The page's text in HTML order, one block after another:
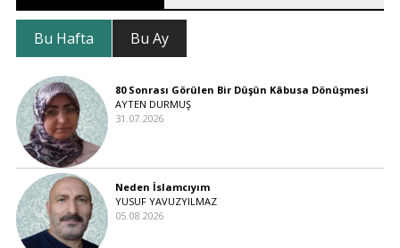
Bu Hafta Bu Ay
80 Sonrası Görülen Bir Düşün Kâbusa Dönüşmesi
AYTEN DURMUŞ
31.07.2026
Neden İslamcıyım
YUSUF YAVUZYILMAZ
05.08.2026